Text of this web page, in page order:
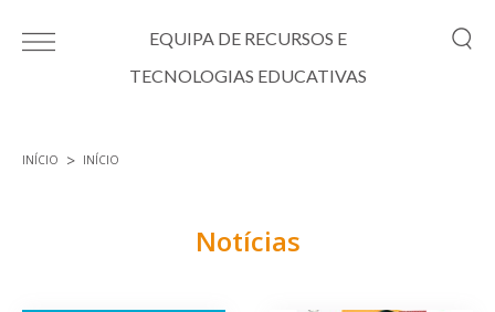
EQUIPA DE RECURSOS E
TECNOLOGIAS EDUCATIVAS
INÍCIO INÍCIO
Notícias